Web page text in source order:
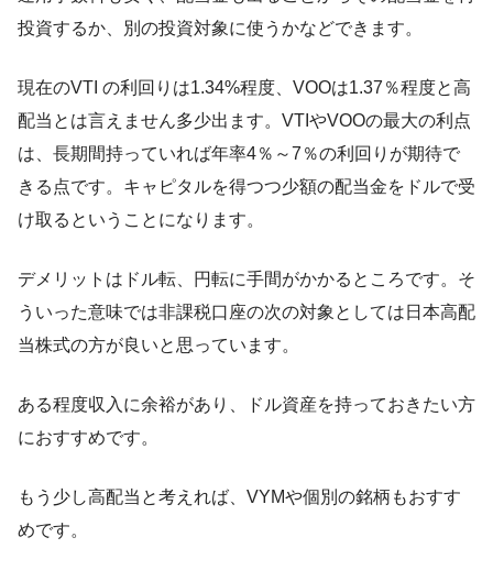
投資するか、別の投資対象に使うかなどできます。
現在のVTI の利回りは1.34%程度、VOOは1.37％程度と高
配当とは言えません多少出ます。VTIやVOOの最大の利点
は、長期間持っていれば年率4％～7％の利回りが期待で
き る点です。キャピタルを得つつ少額の配当金をドルで受
け取るということになります。
デメリットは ドル転、円転に手間がかかるところです。そ
ういった意味では非課税口座の次の対象としては日本高配
当株式の方が良いと思っています。
ある程度収入に余裕があり、ドル資産を持っておきたい方
におすすめです。
もう少し高配当と考えれば、VYMや個別の銘柄もおすす
めです。